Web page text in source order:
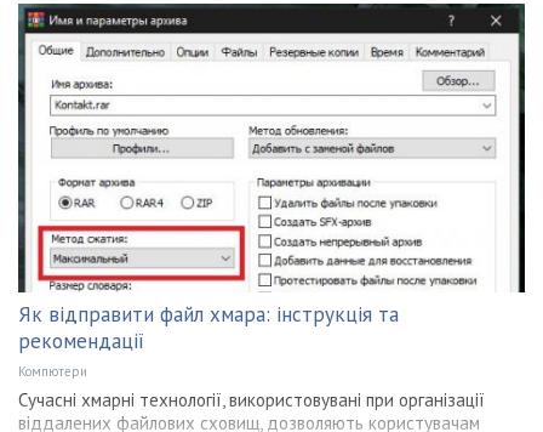
Як відправити файл хмара: інструкція та
рекомендації
Компютери
Сучасні хмарні технології, використовувані при організації
віддалених файлових сховищ, дозволяють користувачам